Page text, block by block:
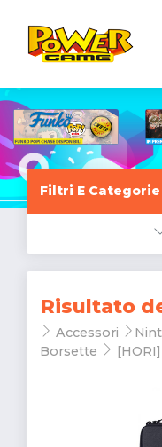
Filtri E Categorie
Risultato
Accessori
Borsette
[HORI]